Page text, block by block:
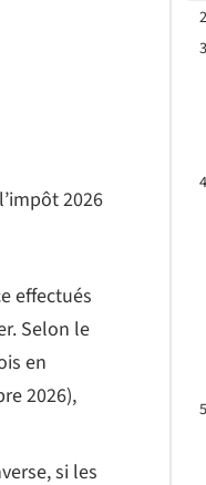
2026
effectués
Selon le
en
2026),
si les